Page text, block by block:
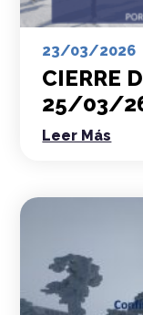
23/03/2026
CIERRE
25/03/
Leer Más